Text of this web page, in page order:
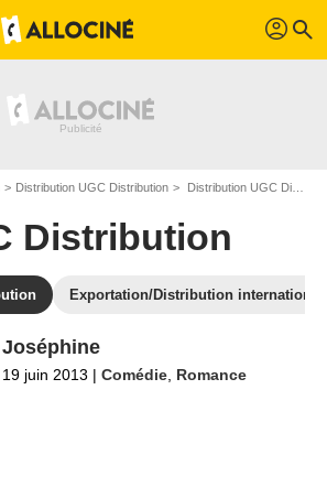
profil search
Distribution UGC Distribution Distribution UGC Distribution - Page 8
Distribution
Exportation/Distribution
Joséphine
19 juin 2013 | Comédie Romance